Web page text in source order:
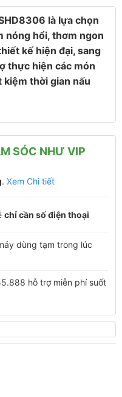
là lựa chọn
nóng hổi, thơm ngon
kế hiện đại, sang
thực hiện các món
kiệm thời gian nấu
SÓC NHƯ VIP
. Xem Chi tiết
chỉ cần số điện thoại
dùng tạm trong lúc
hỗ trợ miễn phí suốt